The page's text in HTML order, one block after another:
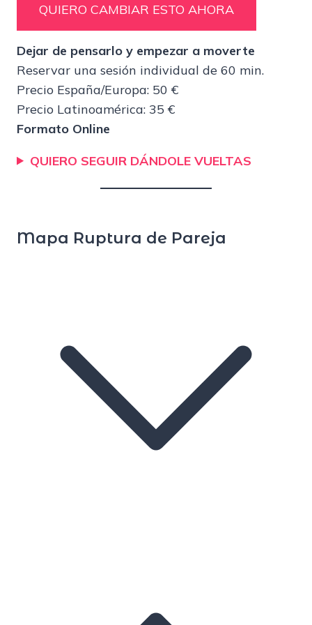
QUIERO CAMBIAR ESTO AHORA
Dejar de pensarlo y empezar a moverte
Reservar una sesión individual de 60 min.
Precio España/Europa: 50 €
Precio Latinoamérica: 35 €
Formato Online
QUIERO SEGUIR DÁNDOLE VUELTAS
Mapa Ruptura de Pareja